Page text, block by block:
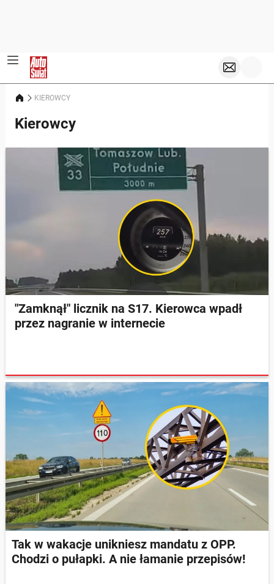
KIEROWCY
Kierowcy
"Zamknął" licznik na S17. Kierowca wpadł
przez nagranie w internecie
Tak w wakacje unikniesz mandatu z OPP.
Chodzi o pułapki. A nie łamanie przepisów!